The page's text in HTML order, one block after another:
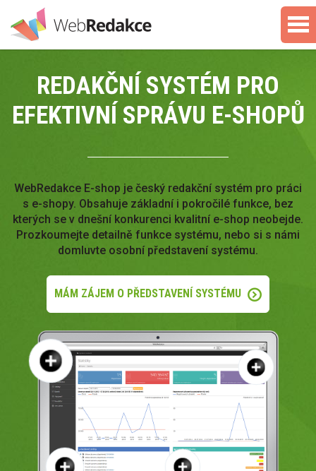
REDAKČNÍ SYSTÉM PRO
EFEKTIVNÍ SPRÁVU E-SHOPŮ
WebRedakce E-shop je český redakční systém pro práci
s e-shopy. Obsahuje základní i pokročilé funkce, bez
kterých se v dnešní konkurenci kvalitní e-shop neobejde.
Prozkoumejte detailně funkce systému, nebo si s námi
domluvte osobní představení systému.
MÁM ZÁJEM O PŘEDSTAVENÍ SYSTÉMU